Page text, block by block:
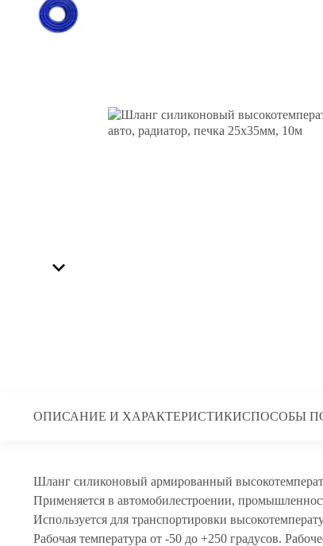
ОПИСАНИЕ И ХАРАКТЕРИСТИКИСПОСОБЫ
Шланг силиконовый армированный
Применяется в автомобилестроении,
Используется для транспортировки
Рабочая температура от -50 до +250 градусов.